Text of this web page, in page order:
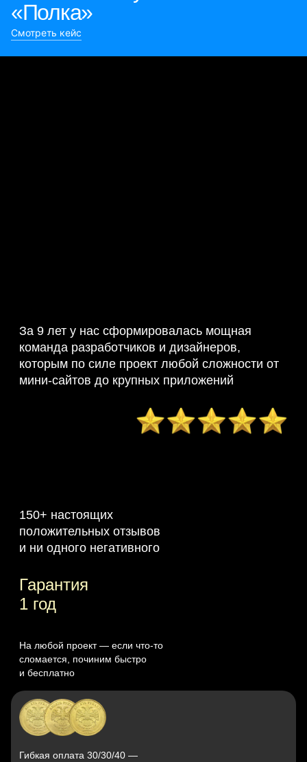
«Полка»
Смотреть кейс
За 9 лет у нас сформировалась мощная
команда разработчиков и дизайнеров,
которым по силе проект любой сложности от
мини-сайтов до крупных приложений
150+ настоящих
положительных отзывов
и ни одного негативного
Гарантия
1 год
На любой проект — если что‑то
сломается, починим быстро
и бесплатно
Гибкая оплата 30/30/40 —